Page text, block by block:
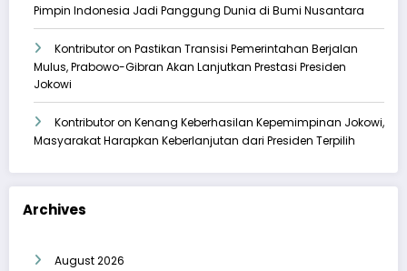
Pimpin Indonesia Jadi Panggung Dunia di Bumi Nusantara
Kontributoron Pastikan Transisi Pemerintahan Berjalan
Mulus, Prabowo-Gibran Akan Lanjutkan Prestasi Presiden
Jokowi
Kontributoron Kenang Keberhasilan Kepemimpinan Jokowi,
Masyarakat Harapkan Keberlanjutan dari Presiden Terpilih
Archives
August 2026